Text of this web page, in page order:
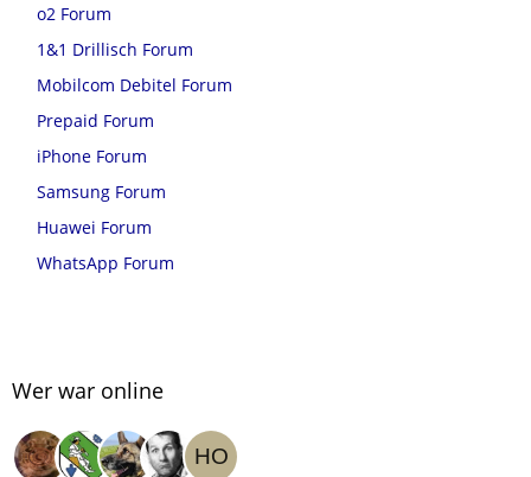
o2 Forum
1&1 Drillisch Forum
Mobilcom Debitel Forum
Prepaid Forum
iPhone Forum
Samsung Forum
Huawei Forum
WhatsApp Forum
Wer war online